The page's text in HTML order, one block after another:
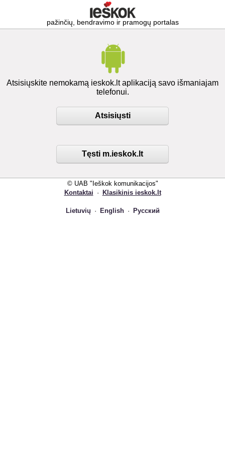
pažinčių, bendravimo ir pramogų portalas
Atsisiųskite nemokamą ieskok.lt aplikaciją savo išmaniajam
telefonui.
Atsisiųsti
Tęsti m.ieskok.lt
© UAB "Ieškok komunikacijos"
Kontaktai · Klasikinis ieskok.lt
Lietuvių · English · Русский